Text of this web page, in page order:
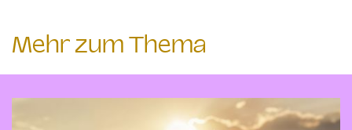
Mehr zum Thema